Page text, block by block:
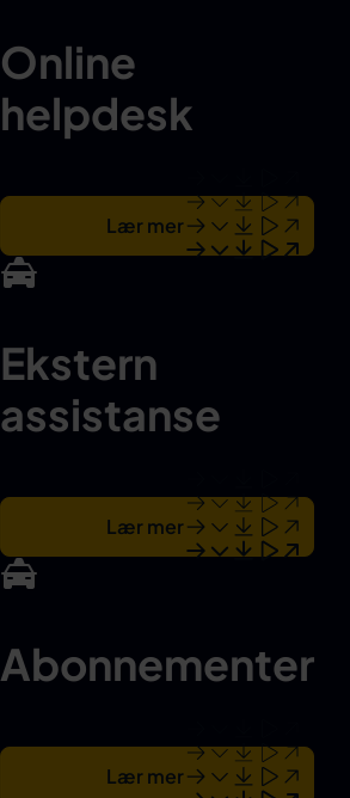
Online
helpdesk
Lær mer
Ekstern
assistanse
Lær mer
Abonnementer
Lær mer